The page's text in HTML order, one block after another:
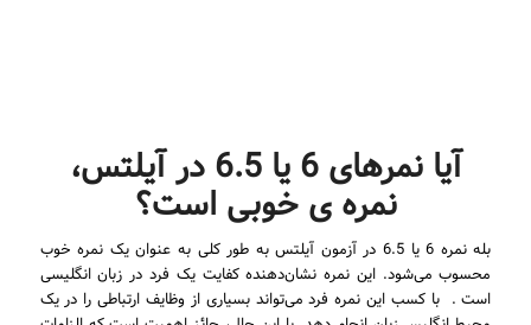
آیا نمرهای 6 یا 6.5 در آیلتس،
نمره ی خوبی است؟
بله نمره 6 یا 6.5 در آزمون آیلتس به طور کلی به عنوان یک نمره خوب
محسوب می‌شود. این نمره نشان‌دهنده کفایت یک فرد در زبان انگلیسی
است . با کسب این نمره فرد می‌تواند بسیاری از وظایف ارتباطی را در یک